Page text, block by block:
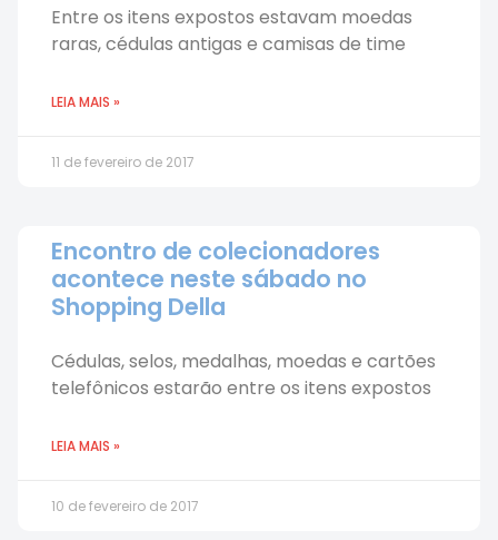
Entre os itens expostos estavam moedas
raras, cédulas antigas e camisas de time
LEIA MAIS »
11 de fevereiro de 2017
Encontro de colecionadores
acontece neste sábado no
Shopping Della
Cédulas, selos, medalhas, moedas e cartões
telefônicos estarão entre os itens expostos
LEIA MAIS »
10 de fevereiro de 2017